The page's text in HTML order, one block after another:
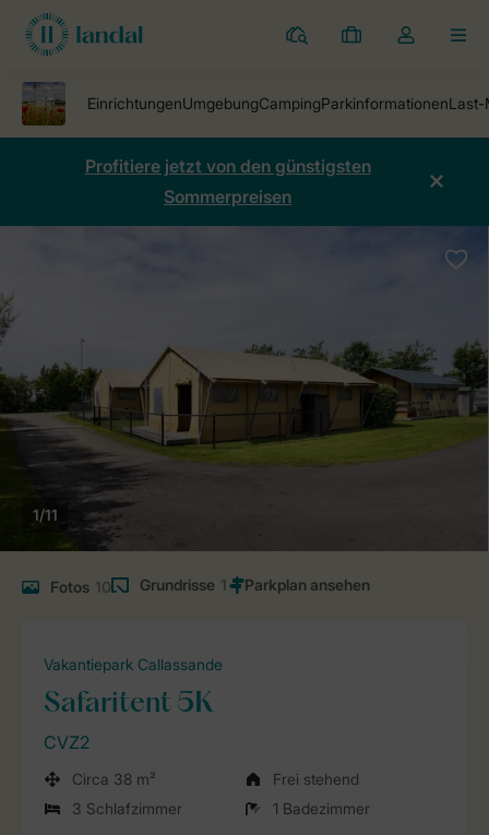
Ferienparks
Meine
Dropdown-
öffnen
Profitiere jetzt von den günstigsten
Sommerpreisen
1/11
Fotos 10 Grundrisse 1
Vakantiepark Callassande
Safaritent 5K
CVZ2
Circa 38 m²
Frei stehend
3 Schlafzimmer
1 Badezimmer